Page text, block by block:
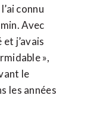
connu
Avec
j’avais
»,
le
les années